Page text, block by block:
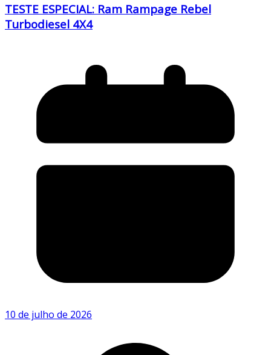
TESTE ESPECIAL: Ram Rampage Rebel
Turbodiesel 4X4
10 de julho de 2026